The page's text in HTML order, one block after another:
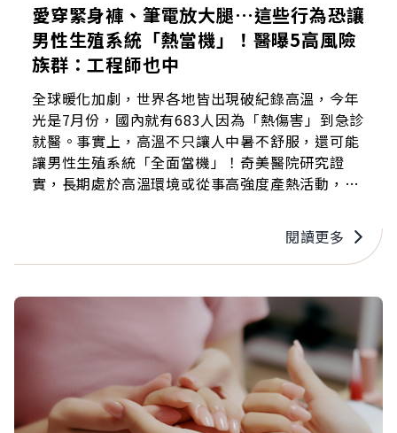
愛穿緊身褲、筆電放大腿…這些行為恐讓
男性生殖系統「熱當機」！醫曝5高風險
族群：工程師也中
全球暖化加劇，世界各地皆出現破紀錄高溫，今年
光是7月份，國內就有683人因為「熱傷害」到急診
就醫。事實上，高溫不只讓人中暑不舒服，還可能
讓男性生殖系統「全面當機」！奇美醫院研究證
實，長期處於高溫環境或從事高強度產熱活動，可
相關生殖組織破壞，導致精蟲品質與數量急劇下
閱讀更多